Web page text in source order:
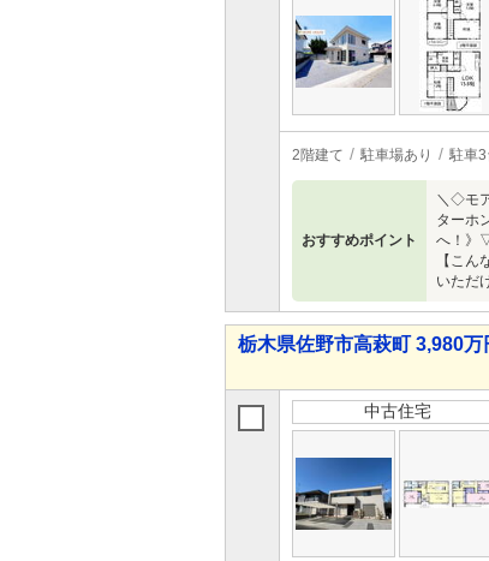
2階建て 駐車場あり 駐車3
おすすめポイント
＼◇モ
ターホ
へ！》
【こ
いただ
栃木県佐野市高萩町 3,980
中古住宅